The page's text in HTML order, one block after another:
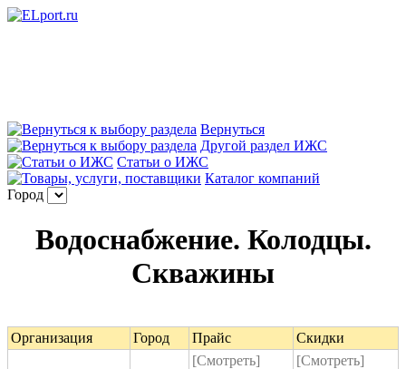
Вернуться
Другой раздел ИЖС
Статьи о ИЖС
Каталог компаний
Город
Водоснабжение. Колодцы.
Скважины
Организация Город Прайс
Скидки
[Смотреть]
[Смотреть]